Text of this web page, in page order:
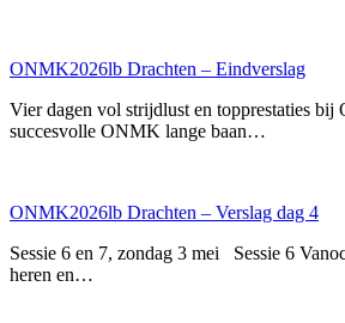
ONMK2026lb Drachten – Eindverslag
Vier dagen vol strijdlust en topprestaties
succesvolle ONMK lange baan…
ONMK2026lb Drachten – Verslag dag 4
Sessie 6 en 7, zondag 3 mei Sessie 6
heren en…